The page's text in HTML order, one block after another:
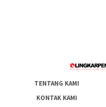
TENTANG KAMI
KONTAK KAMI